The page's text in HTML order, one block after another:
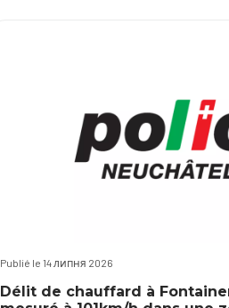
Publié le 14 липня 2026
Délit de chauffard à